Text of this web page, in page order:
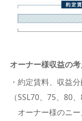
オーナー様収益の
・約定賃料、収益
（SSL70、75、80
オーナー様のニー